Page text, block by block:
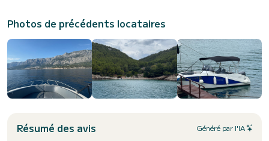
Photos de précédents locataires
Résumé des avis Généré par l'IA